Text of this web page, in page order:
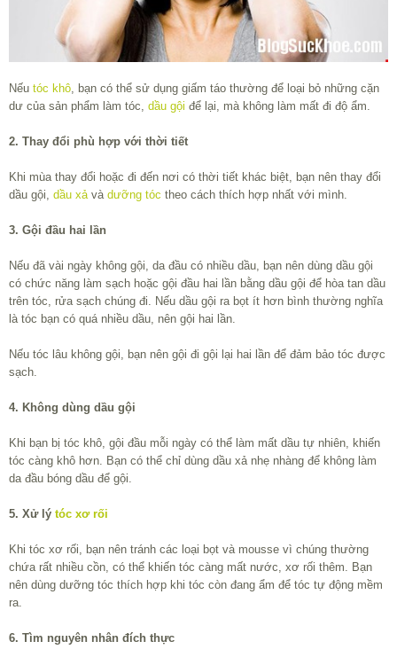
Nếu tóc khô , bạn có thể sử dụng giấm táo thường để loại bỏ những cặn
dư của sản phẩm làm tóc, dầu gội để lại, mà không làm mất đi độ ẩm.
2. Thay đổi phù hợp với thời tiết
Khi mùa thay đổi hoặc đi đến nơi có thời tiết khác biệt, bạn nên thay đổi
dầu gội, dầu xả và dưỡng tóc theo cách thích hợp nhất với mình.
3. Gội đầu hai lần
Nếu đã vài ngày không gội, da đầu có nhiều dầu, bạn nên dùng dầu gội
có chức năng làm sạch hoặc gội đầu hai lần bằng dầu gội để hòa tan dầu
trên tóc, rửa sạch chúng đi. Nếu dầu gội ra bọt ít hơn bình thường nghĩa
là tóc bạn có quá nhiều dầu, nên gội hai lần.
Nếu tóc lâu không gội, bạn nên gội đi gội lại hai lần để đảm bảo tóc được
sạch.
4. Không dùng dầu gội
Khi bạn bị tóc khô, gội đầu mỗi ngày có thể làm mất dầu tự nhiên, khiến
tóc càng khô hơn. Bạn có thể chỉ dùng dầu xả nhẹ nhàng để không làm
da đầu bóng dầu để gội.
5. Xử lý tóc xơ rối
Khi tóc xơ rối, bạn nên tránh các loại bọt và mousse vì chúng thường
chứa rất nhiều cồn, có thể khiến tóc càng mất nước, xơ rối thêm. Bạn
nên dùng dưỡng tóc thích hợp khi tóc còn đang ẩm để tóc tự động mềm
ra.
6. Tìm nguyên nhân đích thực